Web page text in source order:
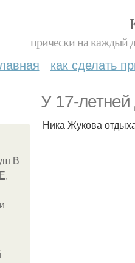
прически на каждый
как сделать
У 17-
В
Ника Жукова